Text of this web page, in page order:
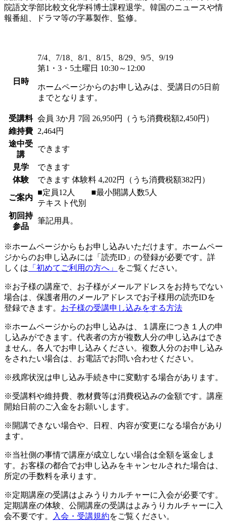
院語文学部比較文化学科博士課程退学。韓国のニュースや情
報番組、ドラマ等の字幕製作、監修。
日時
7/4、7/18、8/1、8/15、8/29、9/5、9/19
第1・3・5土曜日 10:30～12:00
ホームページからのお申し込みは、受講日の5日前
までとなります。
受講料 会員 3か月 7回 26,950円（うち消費税額2,450円）
維持費
2,464円
途中受
講
できます
見学
できます
体験
できます 体験料 4,202円（うち消費税額382円）
ご案内
■定員12人 ■最小開講人数5人
テキスト代別
初回持
参品
筆記用具。
※ホームページからもお申し込みいただけます。ホームペー
ジからのお申し込みには「読売ID」の登録が必要です。詳
しくは 「初めてご利用の方へ」 をご覧ください。
※お子様の講座で、お子様がメールアドレスをお持ちでない
場合は、保護者用のメールアドレスでお子様用の読売IDを
登録できます。 お子様の受講申し込みをする方法
※ホームページからのお申し込みは、１講座につき１人の申
し込みができます。代表者の方が複数人分の申し込みはでき
ません。各人でお申し込みください。複数人分のお申し込み
をされたい場合は、お電話でお問い合わせください。
※残席状況は申し込み手続き中に変動する場合があります。
※受講料や維持費、教材費等は消費税込みの金額です。講座
開始日前のご入金をお願いします。
※開講できない場合や、日程、内容が変更になる場合があり
ます。
※当社側の事情で講座が成立しない場合は全額を返金しま
す。お客様の都合でお申し込みをキャンセルされた場合は、
所定の手数料を承ります。
※定期講座の受講はよみうりカルチャーに入会が必要です。
定期講座の体験、公開講座の受講はよみうりカルチャーに入
会不要です。
入会・受講規約をご覧ください。